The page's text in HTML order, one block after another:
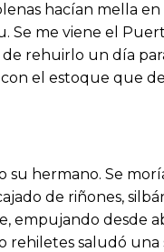
hacían mella
me viene el
rehuirlo un día
el estoque que
hermano. Se
de riñones,
empujando desde
saludó una